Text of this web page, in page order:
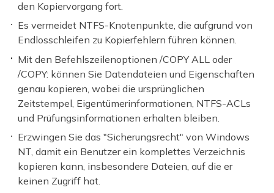
den Kopiervorgang fort.
Es vermeidet NTFS-Knotenpunkte, die aufgrund von
Endlosschleifen zu Kopierfehlern führen können.
Mit den Befehlszeilenoptionen /COPY ALL oder
/COPY: können Sie Datendateien und Eigenschaften
genau kopieren, wobei die ursprünglichen
Zeitstempel, Eigentümerinformationen, NTFS-ACLs
und Prüfungsinformationen erhalten bleiben.
Erzwingen Sie das "Sicherungsrecht" von Windows
NT, damit ein Benutzer ein komplettes Verzeichnis
kopieren kann, insbesondere Dateien, auf die er
keinen Zugriff hat.